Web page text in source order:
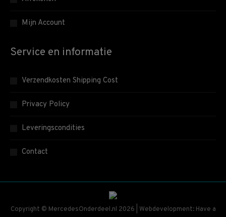
Mijn Account
Service en informatie
Verzendkosten Shipping Cost
Privacy Policy
Leveringscondities
Contact
Copyright © MercedesOnderdeel.nl 2026 | Webdevelopment: Have a